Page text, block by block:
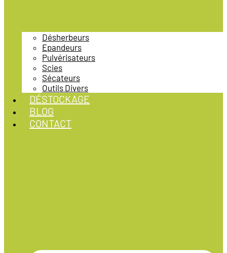
Désherbeurs
Epandeurs
Pulvérisateurs
Scies
Sécateurs
Outils Divers
DÉSTOCKAGE
BLOG
CONTACT